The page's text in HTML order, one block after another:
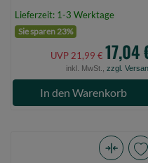
Lieferzeit: 1-3 Werktage
Sie sparen 23%
UVP 21,99 € 17,04
inkl. MwSt., zzgl.
In den Warenkorb